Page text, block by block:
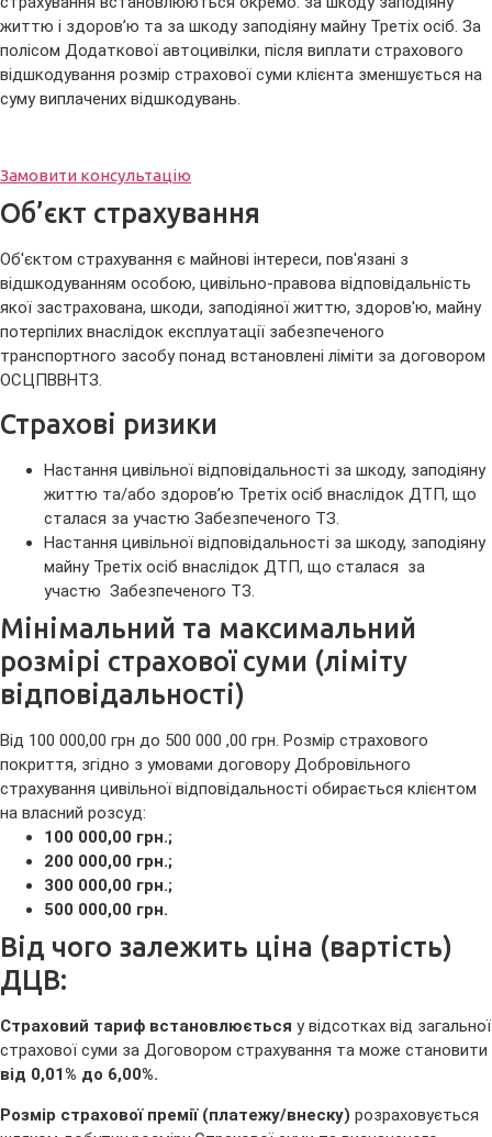
життю і здоров’ю та за шкоду заподіяну майну Третіх осіб. За
полісом Додаткової автоцивілки, після виплати страхового
відшкодування розмір страхової суми клієнта зменшується на
суму виплачених відшкодувань.
Замовити консультацію
Об’єкт страхування
Об'єктом страхування є майнові інтереси, пов'язані з
відшкодуванням особою, цивільно-правова відповідальність
якої застрахована, шкоди, заподіяної життю, здоров'ю, майну
потерпілих внаслідок експлуатації забезпеченого
транспортного засобу понад встановлені ліміти за договором
ОСЦПВВНТЗ.
Страхові ризики
Настання цивільної відповідальності за шкоду, заподіяну
життю та/або здоров’ю Третіх осіб внаслідок ДТП, що
сталася за участю Забезпеченого ТЗ.
Настання цивільної відповідальності за шкоду, заподіяну
майну Третіх осіб внаслідок ДТП, що сталася за
участю Забезпеченого ТЗ.
Мінімальний та максимальний
розмірі страхової суми (ліміту
відповідальності)
Від 100 000,00 грн до 500 000 ,00 грн. Розмір страхового
покриття, згідно з умовами договору Добровільного
страхування цивільної відповідальності обирається клієнтом
на власний розсуд:
100 000,00 грн.;
200 000,00 грн.;
300 000,00 грн.;
500 000,00 грн.
Від чого залежить ціна (вартість)
ДЦВ:
Страховий тариф встановлюється у відсотках від загальної
страхової суми за Договором страхування та може становити
від 0,01% до 6,00%.
Розмір страхової премії (платежу/внеску) розраховується